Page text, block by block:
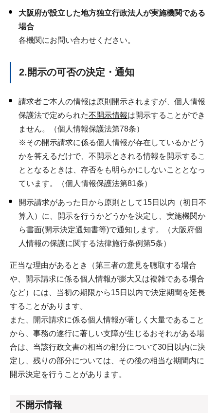
大阪府が設立した地方独立行政法人が実施機関である
場合
各機関にお問い合わせください。
2.開示の可否の決定・通知
請求者ご本人の情報は原則開示されますが、個人情報
保護法で定められた不開示情報は開示することができ
ません。（個人情報保護法第78条）
※その開示請求に係る個人情報が存在しているかどう
かを答えるだけで、不開示とされる情報を開示するこ
ととなるときは、存否をも明らかにしないこととなっ
ています。（個人情報保護法第81条）
開示請求があった日から原則として15日以内（初日不
算入）に、開示を行うかどうかを決定し、実施機関か
ら書面(開示決定通知書等)で通知します。（大阪府個
人情報の保護に関する法律施行条例第5条）
正当な理由があるとき（第三者の意見を聴取する場合
や、開示請求に係る個人情報が膨大又は複雑である場合
など）には、当初の期限から15日以内で決定期間を延長
することがあります。
また、開示請求に係る個人情報が著しく大量であること
から、事務の遂行に著しい支障が生じるおそれがある場
合は、当該行政文書の相当の部分について30日以内に決
定し、残りの部分については、その後の相当な期間内に
開示決定を行うことがあります。
不開示情報